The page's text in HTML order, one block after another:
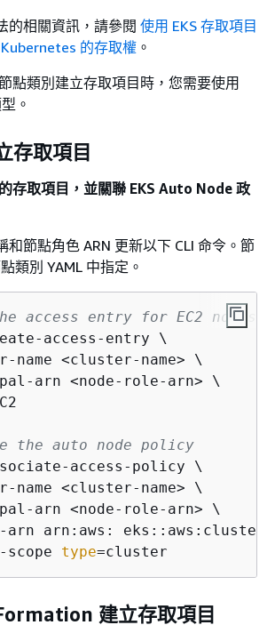
的相關資訊，請參閱 使用 EKS 存取項目
的存取權 。
點類別建立存取項目時，您需要使用
。
存取項目
存取項目，並關聯 EKS Auto Node 政
和節點角色 ARN 更新以下 CLI 命令。節
類別 YAML 中指定。
access entry for EC2 nodes
access-entry \
name <cluster-name> \
arn <node-role-arn> \
the auto node policy
access-policy \
name <cluster-name> \
arn <node-role-arn> \
arn arn:aws:
scope
type=cluster
建立存取項目